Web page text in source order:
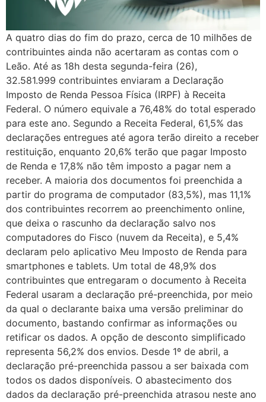
A quatro dias do fim do prazo, cerca de 10 milhões de
contribuintes ainda não acertaram as contas com o
Leão. Até as 18h desta segunda-feira (26),
32.581.999 contribuintes enviaram a Declaração
Imposto de Renda Pessoa Física (IRPF) à Receita
Federal. O número equivale a 76,48% do total esperado
para este ano. Segundo a Receita Federal, 61,5% das
declarações entregues até agora terão direito a receber
restituição, enquanto 20,6% terão que pagar Imposto
de Renda e 17,8% não têm imposto a pagar nem a
receber. A maioria dos documentos foi preenchida a
partir do programa de computador (83,5%), mas 11,1%
dos contribuintes recorrem ao preenchimento online,
que deixa o rascunho da declaração salvo nos
computadores do Fisco (nuvem da Receita), e 5,4%
declaram pelo aplicativo Meu Imposto de Renda para
smartphones e tablets. Um total de 48,9% dos
contribuintes que entregaram o documento à Receita
Federal usaram a declaração pré-preenchida, por meio
da qual o declarante baixa uma versão preliminar do
documento, bastando confirmar as informações ou
retificar os dados. A opção de desconto simplificado
representa 56,2% dos envios. Desde 1º de abril, a
declaração pré-preenchida passou a ser baixada com
todos os dados disponíveis. O abastecimento dos
dados da declaração pré-preenchida atrasou neste ano